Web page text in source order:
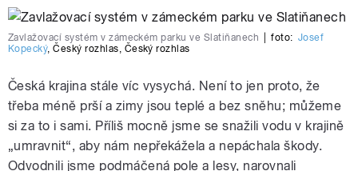
Zavlažovací systém v zámeckém parku ve Slatiňanech foto: Josef
Kopecký,Český rozhlas, Český rozhlas
Česká krajina stále víc vysychá. Není to jen proto, že
třeba méně prší a zimy jsou teplé a bez sněhu; můžeme
si za to i sami. Příliš mocně jsme se snažili vodu v krajině
„umravnit“, aby nám nepřekážela a nepáchala škody.
Odvodnili jsme podmáčená pole a lesy, narovnali